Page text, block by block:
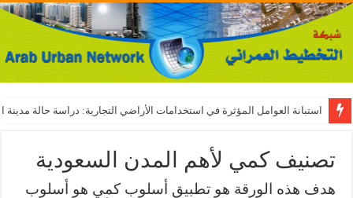
استبانة العوامل المؤثرة في استخدامات الأراضي التجارية: دراسة حالة مدينة
تصنيف كمي لأهم المدن السعودية
هدف هذه الورقة هو تطبيق أسلوب كمي هو أسلوب